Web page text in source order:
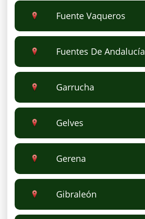
Fuente Vaqueros
Fuentes De Andalucía
Garrucha
Gelves
Gerena
Gibraleón